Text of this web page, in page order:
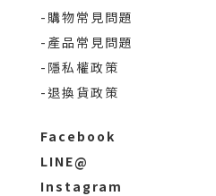
-購物常見問題
-產品常見問題
-隱私權政策
-退換貨政策
Facebook
LINE@
Instagram